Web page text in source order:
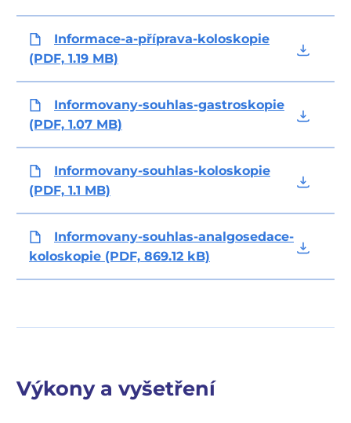
Informace-a-příprava-koloskopie
(PDF, 1.19 MB)
Informovany-souhlas-gastroskopie
(PDF, 1.07 MB)
Informovany-souhlas-koloskopie
(PDF, 1.1 MB)
Informovany-souhlas-analgosedace-
koloskopie (PDF, 869.12 kB)
Výkony a vyšetření